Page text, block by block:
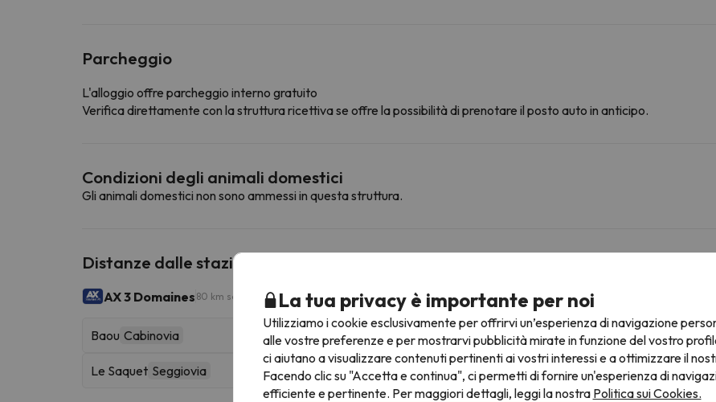
Parcheggio
L'alloggio offre parcheggio interno gratuito
Verifica direttamente con la struttura ricettiva se offre la possibilità di prenotare il posto auto in anticipo.
Condizioni degli animali domestici
Gli animali domestici non sono ammessi in questa struttura.
Distanze dalle stazioni sciistiche vicine
AX 3 Domaines 80 km sciabili
Baou Cabinovia 29.7 km 30 min Bonascre Seggiovia
Le Saquet Seggiovia 43.7 km 57 min
La tua privacy è importante per noi
Utilizziamo i cookie esclusivamente per offrirvi un’esperienza di navigazione
alle vostre preferenze e per mostrarvi pubblicità mirate in funzione del vostro
ci aiutano a visualizzare contenuti pertinenti ai vostri interessi e a ottimizzare il
Facendo clic su "Accetta e continua", ci permetti di fornire un'esperienza di
efficiente e pertinente. Per maggiori dettagli, leggi la nostra Politica sui Cookies.